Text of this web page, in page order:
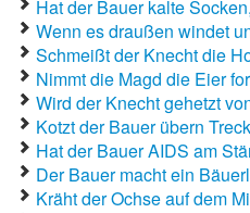
Antiwitze
Anwaltswitze
Arbeitswitze
Arztwitze
Hat der Bauer kalte
Wenn es draußen windet
Schmeißt der Knecht die
Nimmt die Magd die Eier
Wird der Knecht gehetzt
Kotzt der Bauer übern
Hat der Bauer AIDS am
Der Bauer macht ein
Kräht der Ochse auf dem